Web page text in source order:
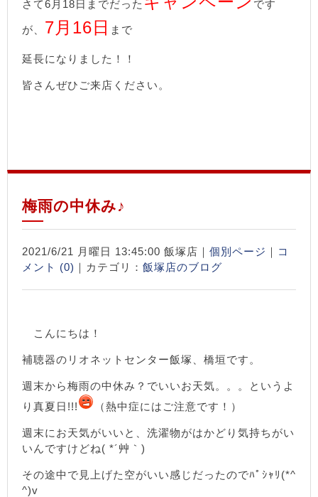
さて6月18日までだった です
が、 7月16日 まで
延長になりました！！
皆さんぜひご来店ください。
梅雨の中休み♪
2021/6/21 月曜日 13:45:00 飯塚店｜ 個別ページ ｜ コ
メント (0) ｜カテゴリ： 飯塚店のブログ
こんにちは！
補聴器のリオネットセンター飯塚、橋垣です。
週末から梅雨の中休み？でいいお天気。。。というよ
り真夏日!!!
（熱中症にはご注意です！）
週末にお天気がいいと、洗濯物がはかどり気持ちがい
いんですけどね( *´艸｀)
その途中で見上げた空がいい感じだったのでﾊﾟｼｬﾘ(*^
^)v